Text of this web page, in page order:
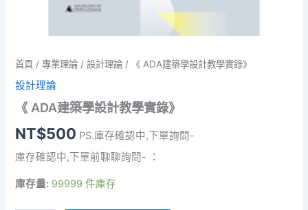
首頁 /專業理論 /設計理論 / 《 ADA建築學設計教學實錄》
設計理論
《 ADA建築學設計教學實錄》
NT$500 PS.庫存確認中,下單詢問-
庫存確認中,下單前聊聊詢問- ：
庫存量: 99999 件庫存